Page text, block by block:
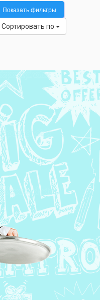
Показать фильтры
Сортировать по